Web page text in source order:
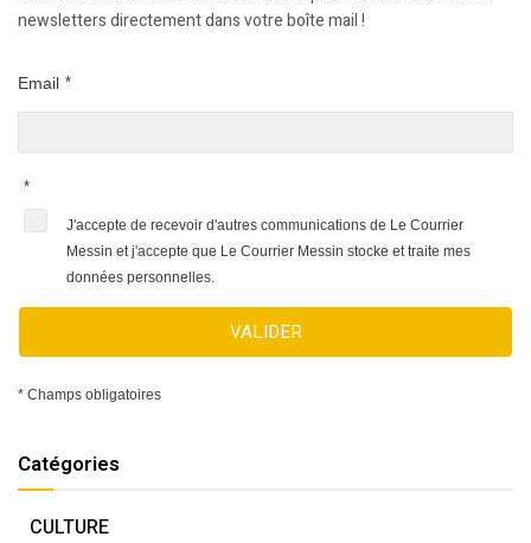
newsletters directement dans votre boîte mail !
Email *
*
J'accepte de recevoir d'autres communications de Le Courrier
Messin et j'accepte que Le Courrier Messin stocke et traite mes
données personnelles.
VALIDER
* Champs obligatoires
Catégories
CULTURE